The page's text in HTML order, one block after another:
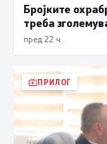
Бројките
треба
пред 22 ч.
ПРИЛОГ